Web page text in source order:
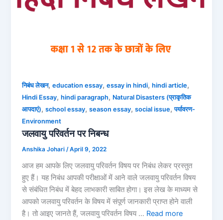
निबंध लेखन,education essay,essay in hindi,hindi article,
Hindi Essay,hindi paragraph, Natural Disasters (प्राकृतिक
आपदाएं),school essay,season essay,social issue,पर्यावरण-
Environment
जलवायु परिवर्तन पर निबन्ध
Anshika Johari/April 9, 2022
आज हम आपके लिए जलवायु परिवर्तन विषय पर निबंध लेकर प्रस्तुत
हुए हैं। यह निबंध आपकी परीक्षाओं में आने वाले जलवायु परिवर्तन विषय
से संबंधित निबंध में बेहद लाभकारी साबित होगा। इस लेख के माध्यम से
आपको जलवायु परिवर्तन के विषय में संपूर्ण जानकारी प्राप्त होने वाली
है। तो आइए जानते हैं, जलवायु परिवर्तन विषय … Read more